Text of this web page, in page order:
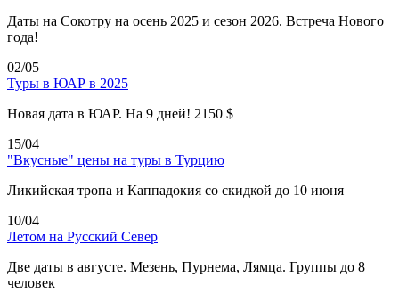
Даты на Сокотру на осень 2025 и сезон 2026. Встреча Нового
года!
02/05
Туры в ЮАР в 2025
Новая дата в ЮАР. На 9 дней! 2150 $
15/04
"Вкусные" цены на туры в Турцию
Ликийская тропа и Каппадокия со скидкой до 10 июня
10/04
Летом на Русский Север
Две даты в августе. Мезень, Пурнема, Лямца. Группы до 8
человек